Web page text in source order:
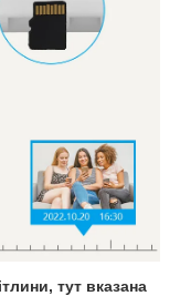
тут вказана